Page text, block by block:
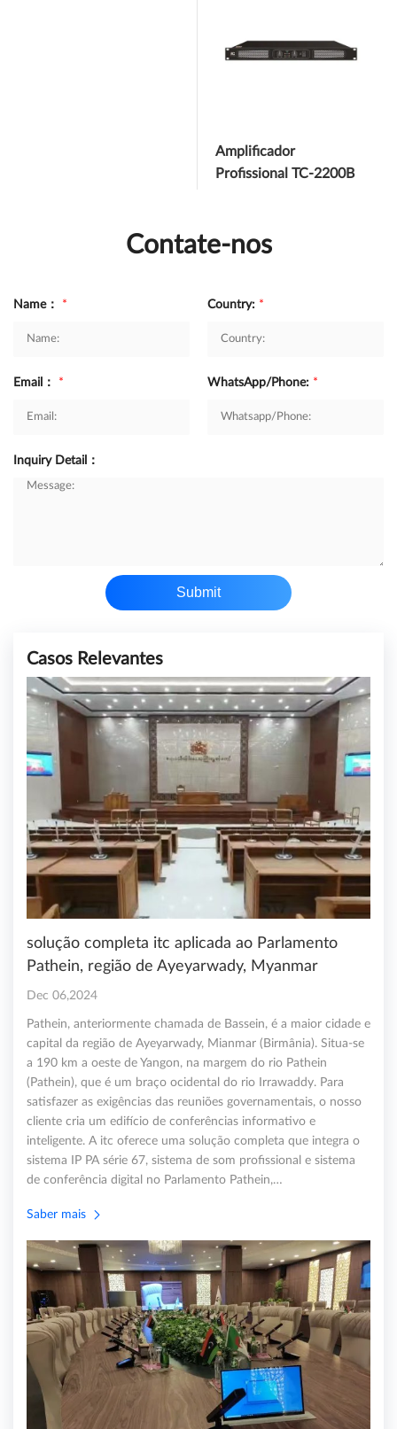
Amplificador
Profissional TC-2200B
Contate-nos
Name： * Country: *
Email： * WhatsApp/Phone: *
Inquiry Detail：
Submit
Casos Relevantes
solução completa itc aplicada ao Parlamento
Pathein, região de Ayeyarwady, Myanmar
Dec 06,2024
Pathein, anteriormente chamada de Bassein, é a maior cidade e
capital da região de Ayeyarwady, Mianmar (Birmânia). Situa-se
a 190 km a oeste de Yangon, na margem do rio Pathein
(Pathein), que é um braço ocidental do rio Irrawaddy. Para
satisfazer as exigências das reuniões governamentais, o nosso
cliente cria um edifício de conferências informativo e
inteligente. A itc oferece uma solução completa que integra o
sistema IP PA série 67, sistema de som profissional e sistema
de conferência digital no Parlamento Pathein,…
Saber mais